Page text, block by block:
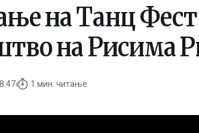
на Танц
на Рисима
1 мин. читање